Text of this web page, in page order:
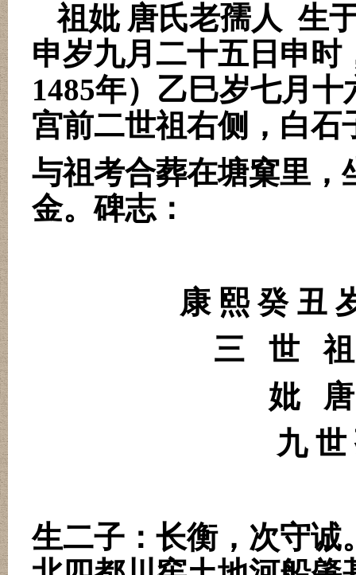
祖妣 唐氏老孺人 生
申岁九月二十五日申
1485年）乙巳岁七月十
宫前二世祖右侧，白石
与祖考合葬在塘窠里，
金。碑志：
康 熙 癸 丑
三
世
祖
妣
唐
九 世
生二子：长衡，次守诚